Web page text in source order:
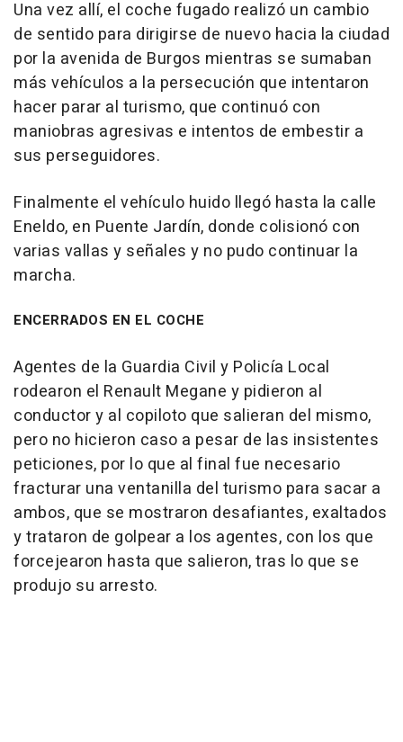
Una vez allí, el coche fugado realizó un cambio
de sentido para dirigirse de nuevo hacia la ciudad
por la avenida de Burgos mientras se sumaban
más vehículos a la persecución que intentaron
hacer parar al turismo, que continuó con
maniobras agresivas e intentos de embestir a
sus perseguidores.
Finalmente el vehículo huido llegó hasta la calle
Eneldo, en Puente Jardín, donde colisionó con
varias vallas y señales y no pudo continuar la
marcha.
ENCERRADOS EN EL COCHE
Agentes de la Guardia Civil y Policía Local
rodearon el Renault Megane y pidieron al
conductor y al copiloto que salieran del mismo,
pero no hicieron caso a pesar de las insistentes
peticiones, por lo que al final fue necesario
fracturar una ventanilla del turismo para sacar a
ambos, que se mostraron desafiantes, exaltados
y trataron de golpear a los agentes, con los que
forcejearon hasta que salieron, tras lo que se
produjo su arresto.